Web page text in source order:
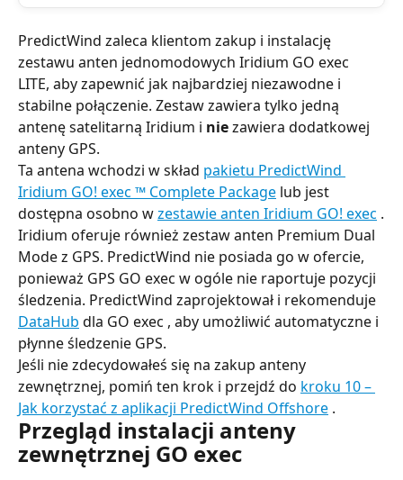
PredictWind zaleca klientom zakup i instalację
zestawu anten jednomodowych Iridium GO exec
LITE, aby zapewnić jak najbardziej niezawodne i
stabilne połączenie. Zestaw zawiera tylko jedną
antenę satelitarną Iridium i nie zawiera dodatkowej
anteny GPS.
Ta antena wchodzi w skład pakietu PredictWind
Iridium GO! exec ™ Complete Package lub jest
dostępna osobno w zestawie anten Iridium GO! exec .
Iridium oferuje również zestaw anten Premium Dual
Mode z GPS. PredictWind nie posiada go w ofercie,
ponieważ GPS GO exec w ogóle nie raportuje pozycji
śledzenia. PredictWind zaprojektował i rekomenduje
DataHub dla GO exec , aby umożliwić automatyczne i
płynne śledzenie GPS.
Jeśli nie zdecydowałeś się na zakup anteny
zewnętrznej, pomiń ten krok i przejdź do kroku 10 –
Jak korzystać z aplikacji PredictWind Offshore .
Przegląd instalacji anteny
zewnętrznej GO exec